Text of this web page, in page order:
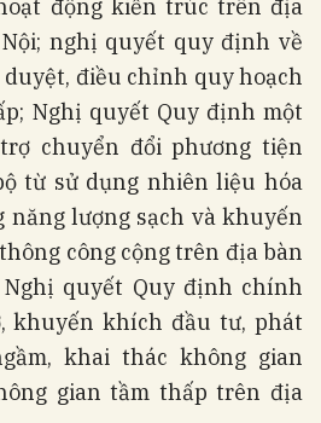
động kiến trúc trên địa
nghị quyết quy định về
điều chỉnh quy hoạch
Nghị quyết Quy định một
chuyển đổi phương tiện
từ sử dụng nhiên liệu hóa
năng lượng sạch và khuyến
công cộng trên địa bàn
quyết Quy định chính
khuyến khích đầu tư, phát
khai thác không gian
gian tầm thấp trên địa